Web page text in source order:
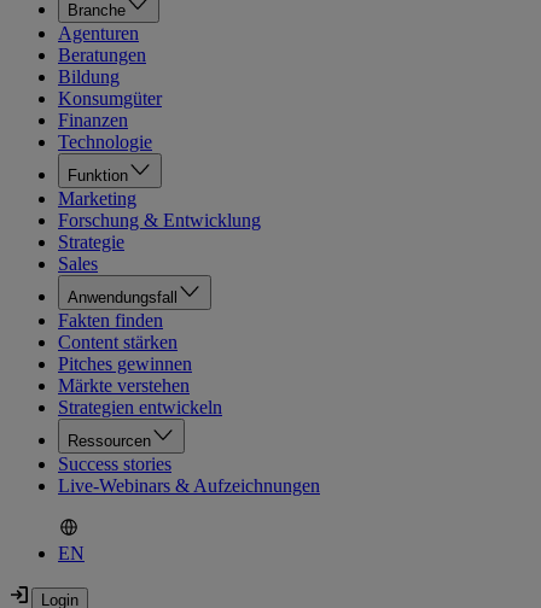
Branche
Agenturen
Beratungen
Bildung
Konsumgüter
Finanzen
Technologie
Funktion
Marketing
Forschung & Entwicklung
Strategie
Sales
Anwendungsfall
Fakten finden
Content stärken
Pitches gewinnen
Märkte verstehen
Strategien entwickeln
Ressourcen
Success stories
Live-Webinars & Aufzeichnungen
EN